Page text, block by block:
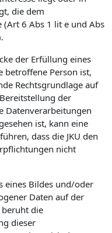
die dem
6 Abs 1 lit e und Abs
der Erfüllung eines
betroffene Person ist,
Rechtsgrundlage auf
der
Datenverarbeitungen
ist, kann eine
dass die JKU den
nicht
eines Bildes und/oder
Daten auf der
die
dieser